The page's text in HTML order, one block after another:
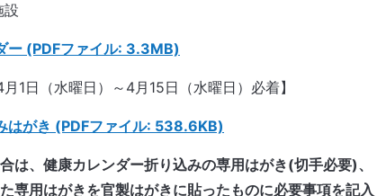
設
ー (PDFファイル: 3.3MB)
1日（水曜日）～4月15日（水曜日）必着】
はがき (PDFファイル: 538.6KB)
は、健康カレンダー折り込みの専用はがき(切手必要)、
専用はがきを官製はがきに貼ったものに必要事項を記入